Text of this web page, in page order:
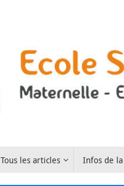
Tous les articles Infos de